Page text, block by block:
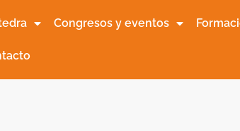
Congresos y eventos